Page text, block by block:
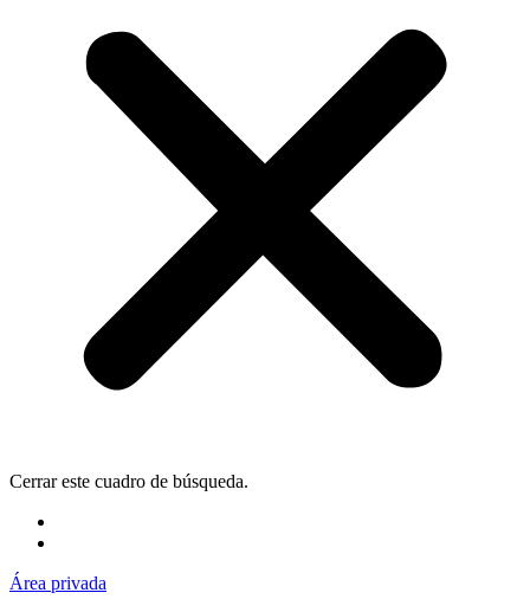
Cerrar este cuadro de búsqueda.
Área privada